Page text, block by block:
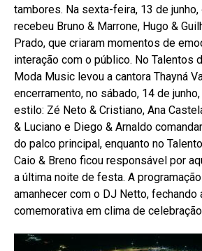
tambores. Na sexta-feira, 13 de
recebeu Bruno & Marrone, Hugo &
Prado, que criaram momentos de
interação com o público. No Talentos
Moda Music levou a cantora Thayná
encerramento, no sábado, 14 de
estilo: Zé Neto & Cristiano, Ana
& Luciano e Diego & Arnaldo
do palco principal, enquanto no
Caio & Breno ficou responsável por
a última noite de festa. A
amanhecer com o DJ Netto, fechando
comemorativa em clima de